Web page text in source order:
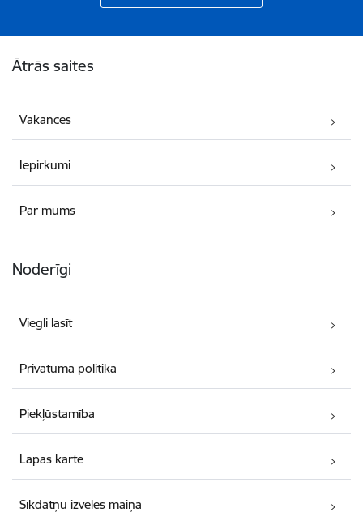
Ātrās saites
Vakances
Iepirkumi
Par mums
Noderīgi
Viegli lasīt
Privātuma politika
Piekļūstamība
Lapas karte
Sīkdatņu izvēles maiņa